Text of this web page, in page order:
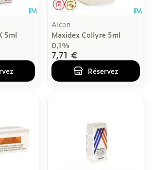
5ml
Sur prescription
Médicament
Alcon
Maxidex Collyre 5ml
0,1%
7,71 €
Réservez